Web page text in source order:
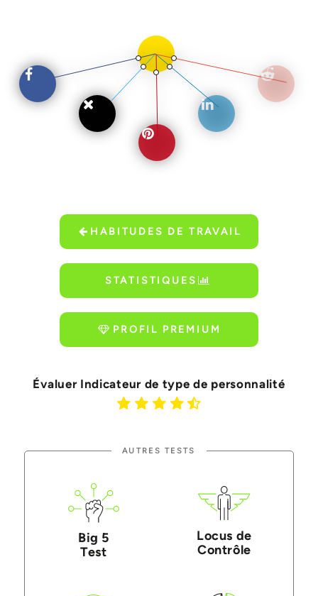
HABITUDES DE TRAVAIL
STATISTIQUES
PROFIL PREMIUM
Évaluer Indicateur de type de personnalité
AUTRES TESTS
Big 5
Test
Locus de
Contrôle